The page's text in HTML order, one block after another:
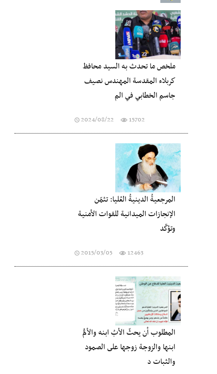
ملخص ما تحدث به السيد محافظ
كربلاء المقدسة المهندس نصيف
جاسم الخطابي في الم
2024/08/22 15702
المرجعيةُ الدينيةُ العُليا: تثمّن
الإنجازات الميدانية للقوات الأمنية
وتؤكّد
2015/03/05 12463
المطلوب أن يحثّ الأبُ ابنه والأمُّ
ابنها والزوجة زوجها على الصمود
والثبات د